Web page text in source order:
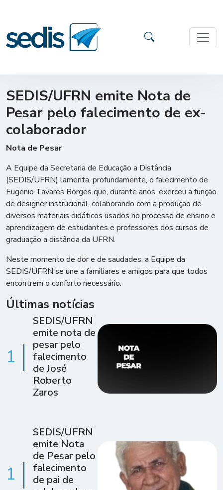
SEDIS/UFRN emite Nota de
Pesar pelo falecimento de ex-
colaborador
Nota de Pesar
A Equipe da Secretaria de Educação a Distância
(SEDIS/UFRN) lamenta, profundamente, o falecimento de
Eugenio Tavares Borges que, durante anos, exerceu a função
de designer instrucional, colaborando com a produção de
diversos materiais didáticos usados no processo de ensino e
aprendizagem de estudantes e professores dos cursos de
graduação a distância da UFRN.
Neste momento de dor e de saudades, a Equipe da
SEDIS/UFRN se une a familiares e amigos para que todos
encontrem o conforto necessário.
Últimas notícias
1
SEDIS/UFRN
emite nota de
pesar pelo
falecimento
de José
Roberto
Zaros
1
SEDIS/UFRN
emite Nota
de Pesar pelo
falecimento
de pai de